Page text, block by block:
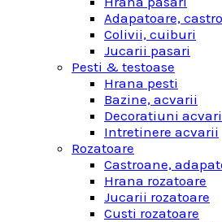
Adapatoare,
Colivii, cuiburi
Jucarii pasari
Pesti & testoase
Hrana pesti
Bazine, acvarii
Decoratiuni
Intretinere acvarii
Rozatoare
Castroane,
Hrana rozatoare
Jucarii rozatoare
Custi rozatoare